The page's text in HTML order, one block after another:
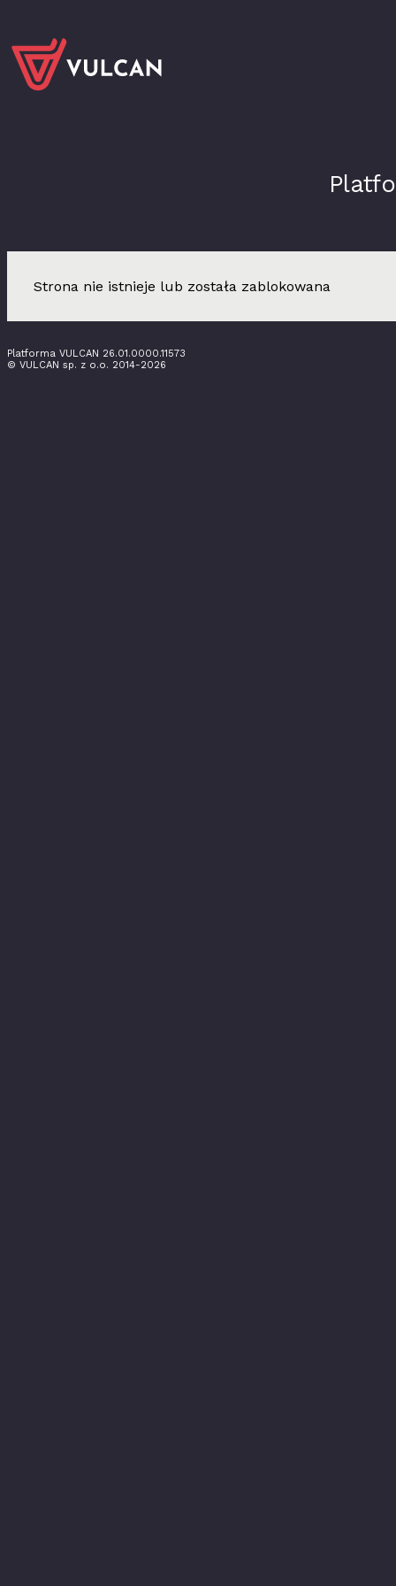
Strona nie istnieje lub została zablokowana
Platforma VULCAN 26.01.0000.11573
© VULCAN sp. z o.o. 2014-2026